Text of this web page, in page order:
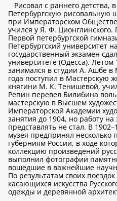
Рисовал с раннего детства,
Петербургскую рисовальную
при Императорском
учился у Я. Ф. Ционглинского.
Первой петербургской
Петербургский университет
государственный экзамен
университете (Одесса). Летом
занимался в студии А. Ашбе
года поступил в Мастерскую
княгини М. К. Тенишевой,
Репин перевел Билибина
мастерскую в Высшем
Императорской Академии
занятия до 1904, но работу
представлять не стал. В
музея предпринял несколько
губерниям России, в ходе
коллекцию произведений
выполнил фотографии
вошедшие в важнейшие
По результатам своих
касающихся искусства
одежды и деревянной